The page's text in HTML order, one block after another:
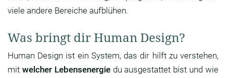
viele andere Bereiche aufblühen.
Was bringt dir Human Design?
Human Design ist ein System, das dir hilft zu verstehen,
mit welcher Lebensenergiedu ausgestattet bist und wie